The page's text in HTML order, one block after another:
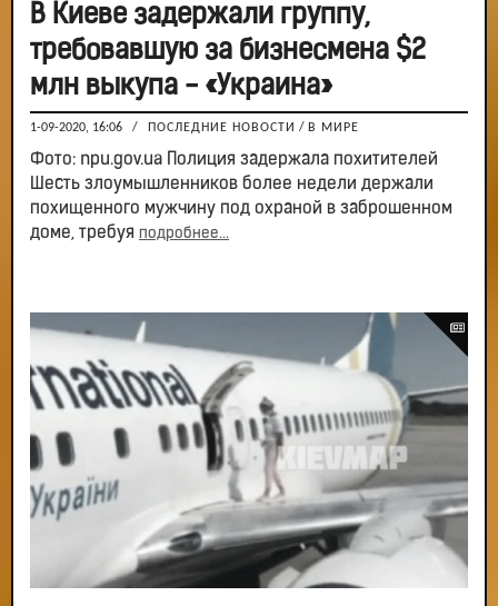
В Киеве задержали группу,
требовавшую за бизнесмена $2
млн выкупа - «Украина»
1-09-2020, 16:06 / ПОСЛЕДНИЕ НОВОСТИ / В МИРЕ
Фото: npu.gov.ua Полиция задержала похитителей
Шесть злоумышленников более недели держали
похищенного мужчину под охраной в заброшенном
доме, требуя подробнее...